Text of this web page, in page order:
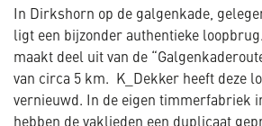
In Dirkshorn op de galgenkade,
ligt een bijzonder authentieke
maakt deel uit van de
van circa 5 km. K_Dekker heeft deze
vernieuwd. In de eigen timmerfabriek